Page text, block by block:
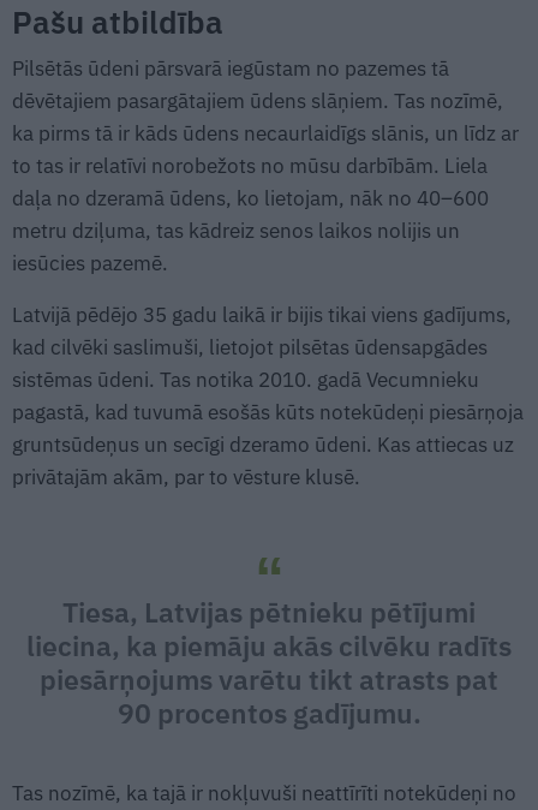
Pašu atbildība
Pilsētās ūdeni pārsvarā iegūstam no pazemes tā
dēvētajiem pasargātajiem ūdens slāņiem. Tas nozīmē,
ka pirms tā ir kāds ūdens necaurlaidīgs slānis, un līdz ar
to tas ir relatīvi norobežots no mūsu darbībām. Liela
daļa no dzeramā ūdens, ko lietojam, nāk no 40–600
metru dziļuma, tas kādreiz senos laikos nolijis un
iesūcies pazemē.
Latvijā pēdējo 35 gadu laikā ir bijis tikai viens gadījums,
kad cilvēki saslimuši, lietojot pilsētas ūdensapgādes
sistēmas ūdeni. Tas notika 2010. gadā Vecumnieku
pagastā, kad tuvumā esošās kūts notekūdeņi piesārņoja
gruntsūdeņus un secīgi dzeramo ūdeni. Kas attiecas uz
privātajām akām, par to vēsture klusē.
Tiesa, Latvijas pētnieku pētījumi
liecina, ka piemāju akās cilvēku radīts
piesārņojums varētu tikt atrasts pat
90 procentos gadījumu.
Tas nozīmē, ka tajā ir nokļuvuši neattīrīti notekūdeņi no